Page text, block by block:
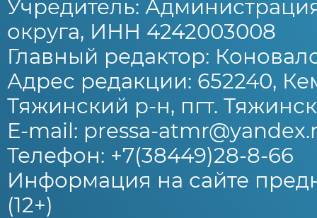
Учредитель:
округа, ИНН 4242003008
Главный редактор:
Адрес редакции: 652240,
Тяжинский р-н, пгт.
E-mail: pressa-
Телефон: +7(38449)28-8-66
Информация на сайте
(12+)